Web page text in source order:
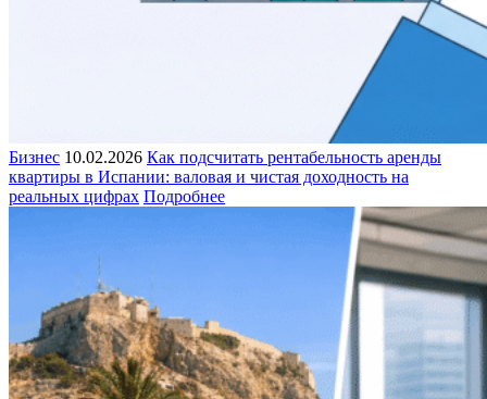
Бизнес 10.02.2026 Как подсчитать рентабельность аренды
квартиры в Испании: валовая и чистая доходность на
реальных цифрах Подробнее